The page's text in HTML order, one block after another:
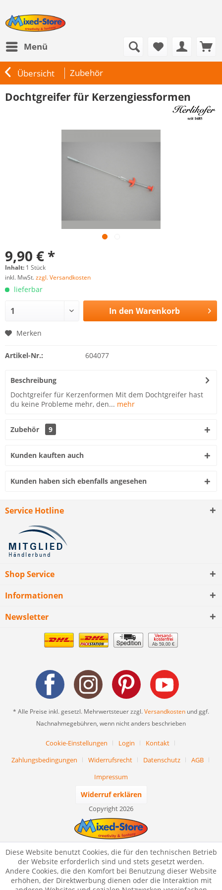
Menü
Übersicht Zubehör
Dochtgreifer für Kerzengiessformen
9,90 € *
Inhalt: 1 Stück
inkl. MwSt.zzgl. Versandkosten
lieferbar
In den Warenkorb
Merken
Artikel-Nr.: 604077
Beschreibung
Dochtgreifer für Kerzenformen Mit dem Dochtgreifer hast
du keine Probleme mehr, den... mehr
Zubehör 9
Kunden kauften auch
Kunden haben sich ebenfalls angesehen
Service Hotline
Shop Service
Informationen
Newsletter
Ab 59,00 €
* Alle Preise inkl. gesetzl. Mehrwertsteuer zzgl.Versandkosten und ggf.
Nachnahmegebühren, wenn nicht anders beschrieben
Cookie-Einstellungen Login
Kontakt
Zahlungsbedingungen
Widerrufsrecht Datenschutz
AGB
Impressum
Widerruf erklären
Copyright 2026
Diese Website benutzt Cookies, die für den technischen Betrieb
der Website erforderlich sind und stets gesetzt werden.
Andere Cookies, die den Komfort bei Benutzung dieser Website
erhöhen, der Direktwerbung dienen oder die Interaktion mit